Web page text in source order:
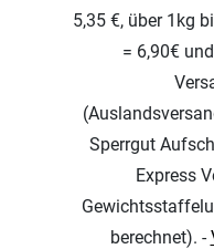
5,35 €, über 1kg
= 6,90€
Sperrgut
Express
berechnet). -